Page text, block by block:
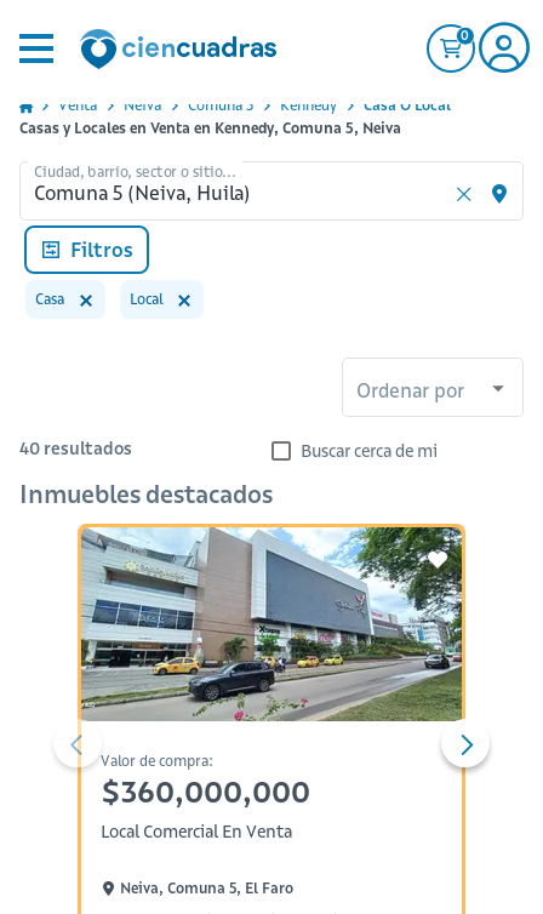
0
Venta Neiva Comuna 5 Kennedy
Casa O Local
Casas y Locales en Venta en Kennedy, Comuna 5, Neiva
Ciudad, barrio, sector o sitio...
Filtros
Casa Local
Ordenar por
40 resultados Buscar cerca de mi
Inmuebles destacados
Valor de compra:
$360,000,000
Local Comercial En Venta
Neiva, Comuna 5, El Faro
Valor